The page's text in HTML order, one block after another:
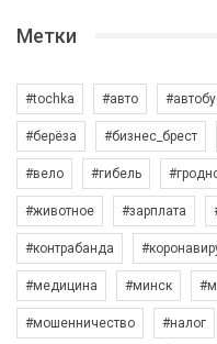
Метки
#tochka #авто
#берёза #бизнес_брест
#вело #гибель
#животное #зарплата
#контрабанда
#медицина #минск
#мошенничество #налог